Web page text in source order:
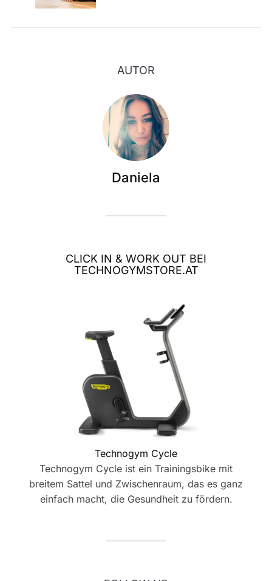
AUTOR
Daniela
CLICK IN & WORK OUT BEI
TECHNOGYMSTORE.AT
Technogym Cycle
Technogym Cycle ist ein Trainingsbike mit
breitem Sattel und Zwischenraum, das es ganz
einfach macht, die Gesundheit zu fördern.